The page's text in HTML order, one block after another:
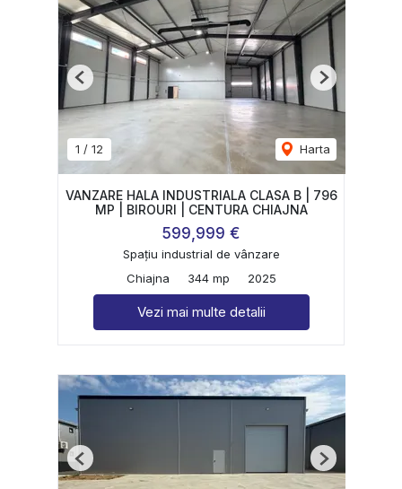
1 / 12 Harta
Previous Next
VANZARE HALA INDUSTRIALA CLASA B | 796
MP | BIROURI | CENTURA CHIAJNA
599,999 €
Spațiu industrial de vânzare
Chiajna
344 mp 2025
Vezi mai multe detalii
Previous Next